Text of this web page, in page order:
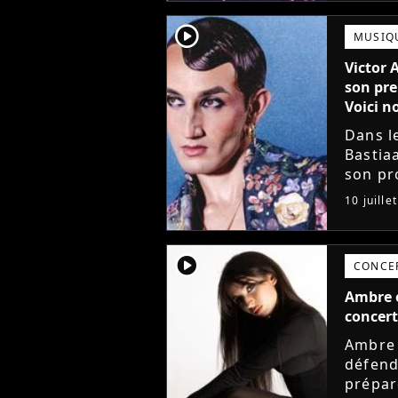
player2
Victor
son
Voici
Dans
son
avec
10
player2
Ambre